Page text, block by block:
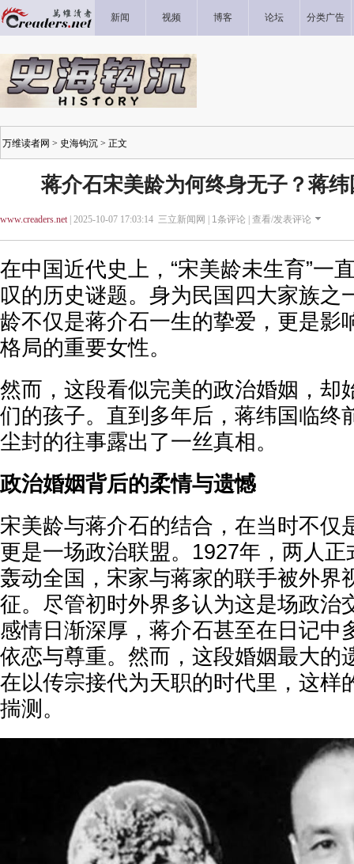
新闻 视频 博客 论坛 分类广告
万维读者网 > 史海钩沉 > 正文
蒋介石宋美龄为何终身无子？蒋
www.creaders.net| 2025-10-07 17:03:14 三立新闻网 | 1条评论 | 查看/发表评论
在中国近代史上，“宋美龄未生育”一
叹的历史谜题。身为民国四大家族之
龄不仅是蒋介石一生的挚爱，更是影
格局的重要女性。
然而，这段看似完美的政治婚姻，却
们的孩子。直到多年后，蒋纬国临终
尘封的往事露出了一丝真相。
政治婚姻背后的柔情与遗憾
宋美龄与蒋介石的结合，在当时不仅
更是一场政治联盟。1927年，两人
轰动全国，宋家与蒋家的联手被外界
征。尽管初时外界多认为这是场政治
感情日渐深厚，蒋介石甚至在日记中
依恋与尊重。然而，这段婚姻最大的
在以传宗接代为天职的时代里，这样
揣测。